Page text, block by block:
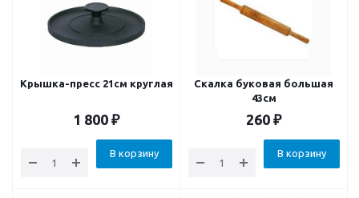
Крышка-пресс 21см круглая
1 800 ₽
В корзину
Скалка буковая большая
43cм
260 ₽
В корзину